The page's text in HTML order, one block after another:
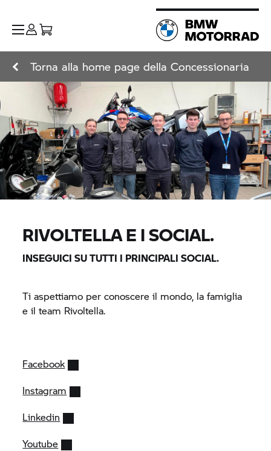
Torna alla home page della Concessionaria
RIVOLTELLA E I SOCIAL.
INSEGUICI SU TUTTI I PRINCIPALI SOCIAL.
Ti aspettiamo per conoscere il mondo, la famiglia
e il team Rivoltella.
Facebook
Instagram
Linkedin
Youtube